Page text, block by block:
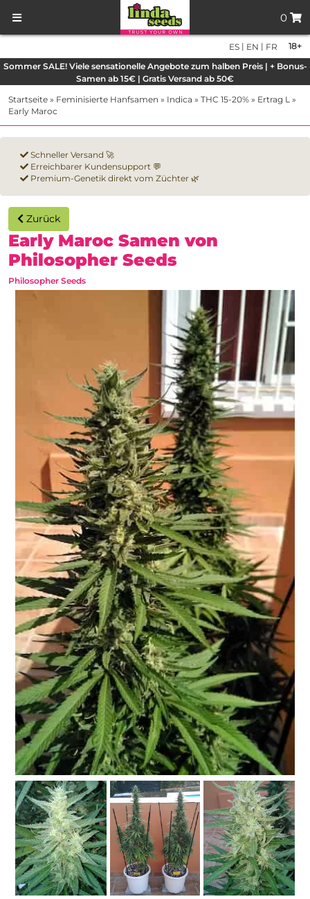
0
18+
ES | EN | FR
Sommer SALE! Viele sensationelle Angebote zum halben Preis | + Bonus-
Samen ab 15€ | Gratis Versand ab 50€
Startseite » Feminisierte Hanfsamen » Indica » THC 15-20% » Ertrag L »
Early Maroc
Schneller Versand 🚀
Erreichbarer Kundensupport 💬
Premium-Genetik direkt vom Züchter 🌿
Zurück
Early Maroc Samen von
Philosopher Seeds
Philosopher Seeds